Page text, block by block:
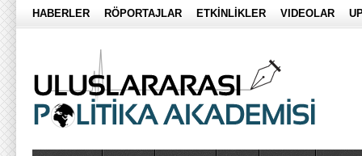
HABERLER RÖPORTAJLAR ETKİNLİKLER VIDEOLAR